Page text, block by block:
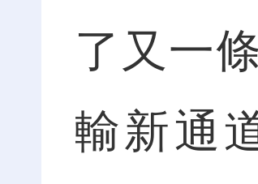
了又一
輸新通